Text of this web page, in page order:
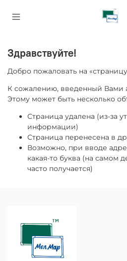
Здравствуйте!
Добро пожаловать на
К сожалению, введенный Вами
Этому может быть несколько
Страница удалена (из-за
информации)
Страница перенесена в
Возможно, при вводе
какая-то буква (на самом
часто получается)